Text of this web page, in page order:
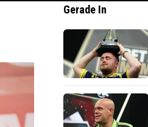
Gerade In